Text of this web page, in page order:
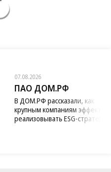
07.08.2026
ПАО ДОМ.РФ
В ДОМ.РФ рассказали, как
крупным компаниям
реализовывать ESG-стратегию